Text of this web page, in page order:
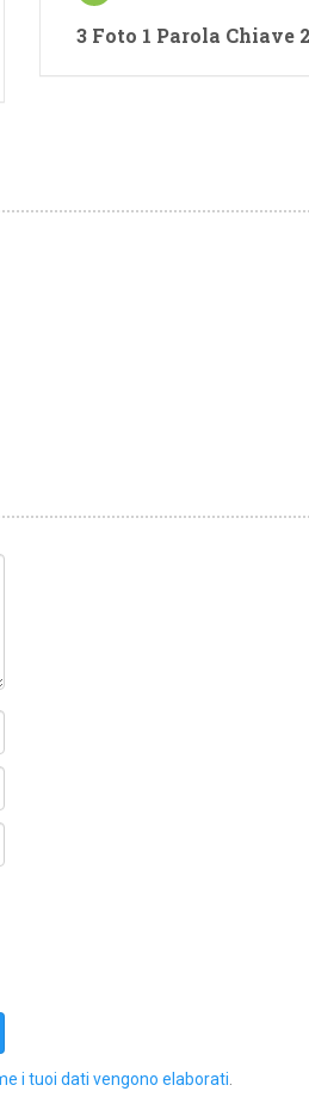
3 Foto 1 Parola Chiave
i tuoi dati vengono elaborati